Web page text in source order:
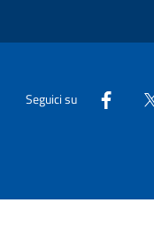
Seguici su